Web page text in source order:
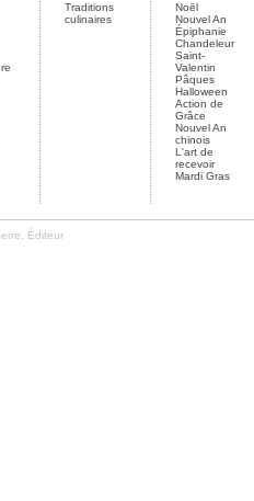
Traditions
culinaires
Noël
Nouvel An
Épiphanie
Chandeleur
Saint-
Valentin
Pâques
Halloween
Action de
Grâce
Nouvel An
chinois
L'art de
recevoir
Mardi Gras
Éditeur